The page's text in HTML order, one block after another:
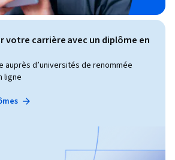
votre carrière avec un diplôme en
auprès d’universités de renommée
ligne